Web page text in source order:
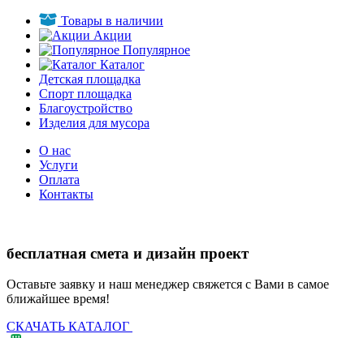
Товары в наличии
Акции
Популярное
Каталог
Детская площадка
Спорт площадка
Благоустройство
Изделия для мусора
О нас
Услуги
Оплата
Контакты
бесплатная смета и дизайн проект
Оставьте заявку и наш менеджер свяжется с Вами в самое
ближайшее время!
СКАЧАТЬ КАТАЛОГ